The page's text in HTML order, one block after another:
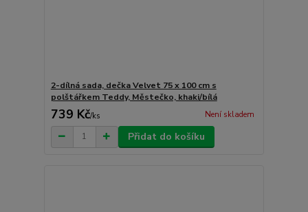
2-dílná sada, dečka Velvet 75 x 100 cm s
polštářkem Teddy, Městečko, khaki/bílá
739 Kč/ks Není skladem
Přidat do košíku